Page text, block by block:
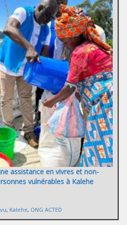
assistance en vivres et non-
vulnérables à Kalehe
, Kalehe, ONG ACTED